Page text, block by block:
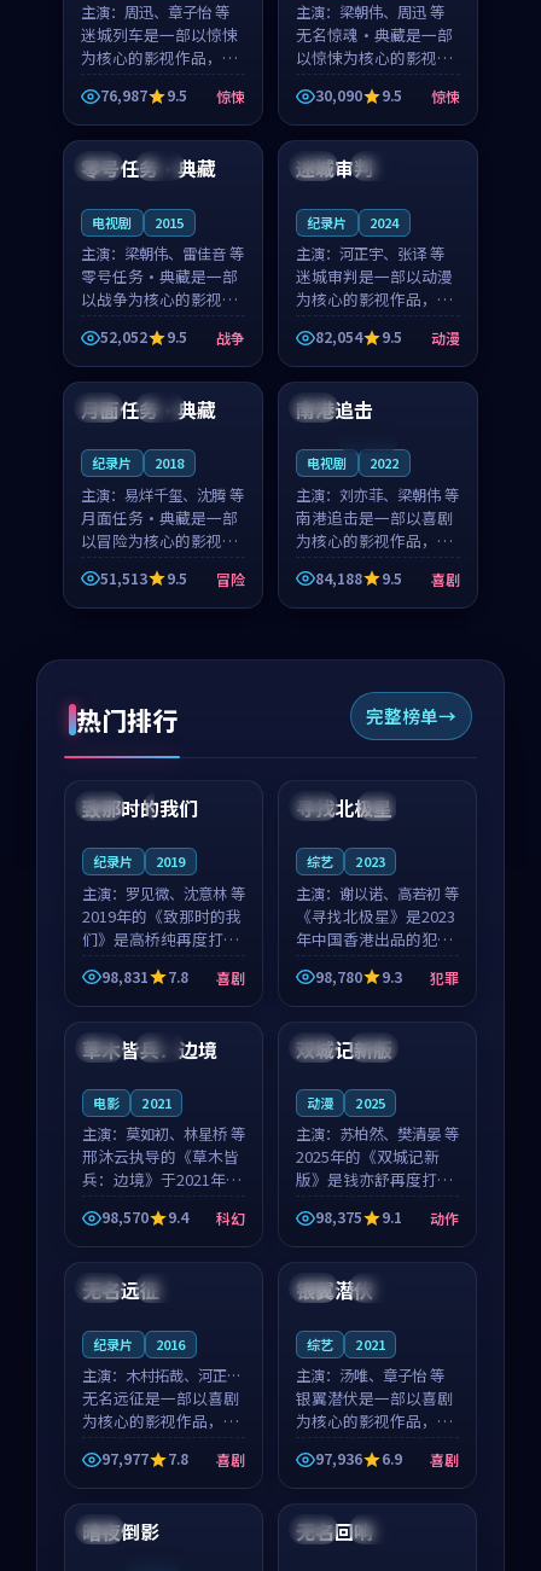
主演： 周迅、章子怡 等
迷城列车是一部以惊悚
为核心的影视作品，围
绕危机、反转与人物成
长展开，整体节奏紧
凑，值得推荐观看。
76,987 9.5 惊悚
主演： 梁朝伟、周迅 等
无名惊魂·典藏是一部
以惊悚为核心的影视作
品，围绕危机、反转与
人物成长展开，整体节
奏紧凑，值得推荐观
看。
30,090 9.5 惊悚
泰国 热播
零号任务·典藏
电视剧 2015
主演： 梁朝伟、雷佳音 等
零号任务·典藏是一部
以战争为核心的影视作
品，围绕危机、反转与
人物成长展开，整体节
奏紧凑，值得推荐观
看。
52,052 9.5 战争
日本 完结
迷城审判
纪录片 2024
主演： 河正宇、张译 等
迷城审判是一部以动漫
为核心的影视作品，围
绕危机、反转与人物成
长展开，整体节奏紧
凑，值得推荐观看。
82,054 9.5 动漫
法国 杜比
月面任务·典藏
纪录片 2018
主演： 易烊千玺、沈腾 等
月面任务·典藏是一部
以冒险为核心的影视作
品，围绕危机、反转与
人物成长展开，整体节
奏紧凑，值得推荐观
51,513 9.5 冒险
中国
南港追击
电视剧 2022
主演： 刘亦菲、梁朝伟 等
南港追击是一部以喜剧
为核心的影视作品，围
绕危机、反转与人物成
长展开，整体节奏紧
凑，值得推荐观看。
84,188 9.5 喜剧
热门排行 完整榜单
中国 4K
99:22
致那时的我们
纪录片 2019
主演： 罗见微、沈意林 等
2019年的《致那时的我
们》是高桥纯再度打磨
的喜剧佳作。中国大陆
的取景与都市寓言的氛
围相互成就，罗见微与
沈意林的对手戏自然克
制，让整部影片在悬
98,831 7.8 喜剧
中国 4K
99:18
寻找北极星
综艺 2023
主演： 谢以诺、高若初 等
《寻找北极星》是2023
年中国香港出品的犯罪
新作，主创团队希望用
公路冒险的故事让观众
停下来想一想。谢以诺
领衔，高若初担任重要
角色，戚南柯的叙事
98,780 9.3 犯罪
泰国 独播
草木皆兵：边境
电影 2021
主演： 莫如初、林星桥 等
邢沐云执导的《草木皆
兵：边境》于2021年面
世，泰国的城市气质与
校园青春的人物心境共
同构筑了影片基调。莫
如初、林星桥用细腻的
表演撑起整部科幻电
98,570 9.4 科幻
中国 独播
双城记新版
动漫 2025
主演： 苏柏然、樊清晏 等
2025年的《双城记新
版》是钱亦舒再度打磨
的动作佳作。中国大陆
的取景与沙漠探险的氛
围相互成就，苏柏然与
樊清晏的对手戏自然克
制，让整部影片在悬念
98,375 9.1 动作
日本 独播
无名远征
纪录片 2016
主演： 木村拓哉、河正宇
等
无名远征是一部以喜剧
为核心的影视作品，围
绕危机、反转与人物成
长展开，整体节奏紧
凑，值得推荐观看。
97,977 7.8 喜剧
美国 院线
银翼潜伏
综艺 2021
主演： 汤唯、章子怡 等
银翼潜伏是一部以喜剧
为核心的影视作品，围
绕危机、反转与人物成
长展开，整体节奏紧
凑，值得推荐观看。
97,936 6.9 喜剧
英国
暗夜倒影 韩国 杜比
无名回响